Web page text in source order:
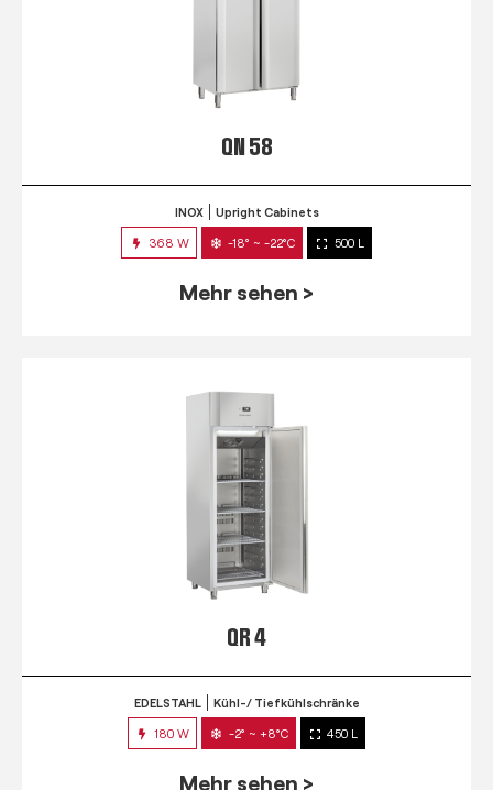
QN 58
INOX Upright Cabinets
368 W -18° ~ -22°C 500 L
Mehr sehen >
QR 4
EDELSTAHL Kühl-/ Tiefkühlschränke
180 W -2° ~ +8°C 450 L
Mehr sehen >